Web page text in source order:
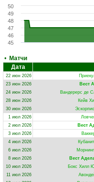
45
46
47
48
49
50
• Матчи
Дата
22 июн 2026
23 июн 2026
Вест
24 июн 2026
Вандерерс де
28 июн 2026
Кейв
30 июн 2026
1 июл 2026
2 июл 2026
Вест
3 июл 2026
4 июл 2026
6 июл 2026
8 июл 2026 Вест
10 июл 2026 Бокс Хилл
11 июл 2026